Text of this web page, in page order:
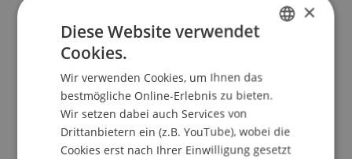
Bauarbeitenkoordinationsgesetz (BauKG) über
die Koordination der Sicherheits- und
Gesundheitsschutzmassnahmen bei Bauarbeiten
in Kraft. Bauherren, Planer, Bauleiter und
Bauausführende müssen diese Vorgaben
beachten.
×
Diese Website verwendet
Cookies.
Wir verwenden Cookies, um Ihnen das
bestmögliche Online-Erlebnis zu bieten.
Wir setzen dabei auch Services von
Drittanbietern ein (z.B. YouTube), wobei die
Cookies erst nach Ihrer Einwilligung gesetzt